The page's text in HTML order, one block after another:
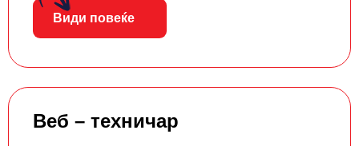
Види повеќе
Веб – техничар